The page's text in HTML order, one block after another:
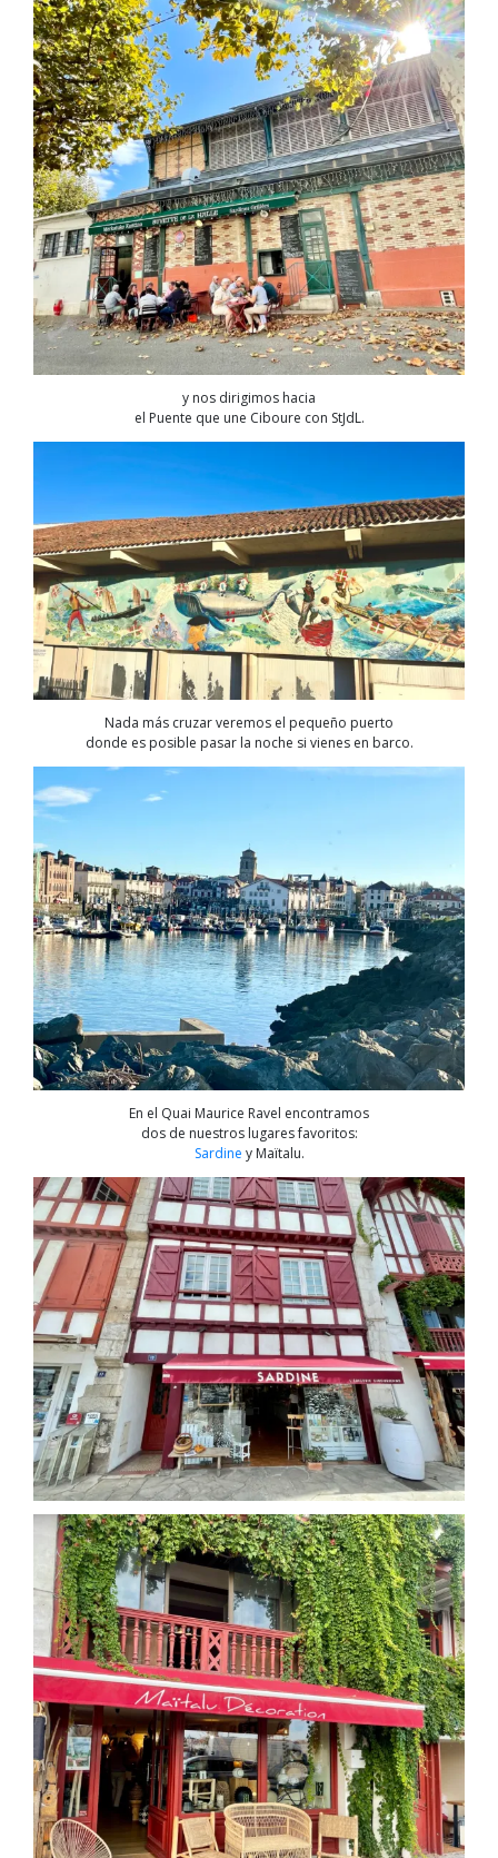
y nos dirigimos hacia
el Puente que une Ciboure con StJdL.
Nada más cruzar veremos el pequeño puerto
donde es posible pasar la noche si vienes en barco.
En el Quai Maurice Ravel encontramos
dos de nuestros lugares favoritos:
Sardine y Maïtalu.